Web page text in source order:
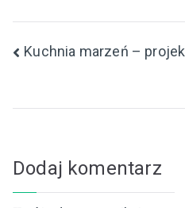
Nawigacja
Kuchnia marzeń –
Dodaj komentarz